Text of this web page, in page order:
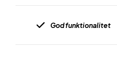
God funktionalitet